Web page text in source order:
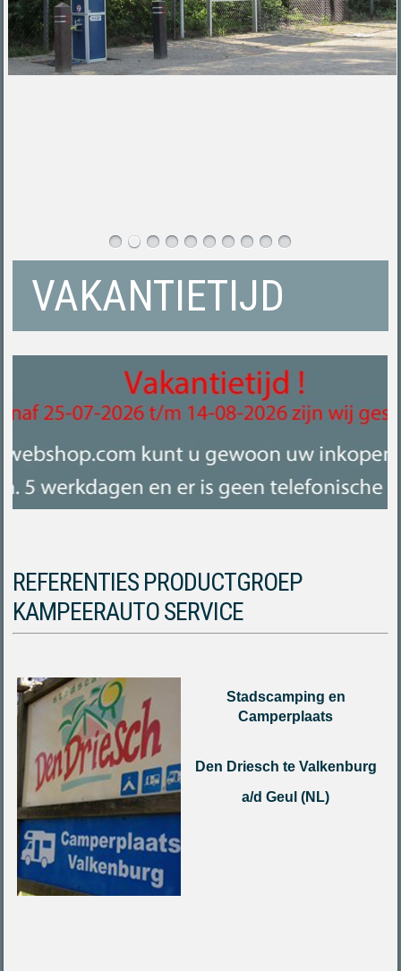
VAKANTIETIJD
REFERENTIES PRODUCTGROEP
KAMPEERAUTO SERVICE
Stadscamping en
Camperplaats
Den Driesch te Valkenburg
a/d Geul (NL)